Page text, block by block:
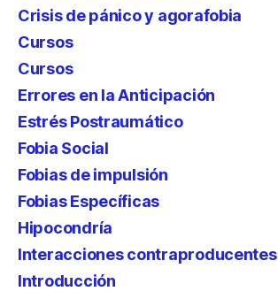
Crisis de pánico y agorafobia
Cursos
Cursos
Errores en la Anticipación
Estrés Postraumático
Fobia Social
Fobias de impulsión
Fobias Específicas
Hipocondría
Interacciones contraproducentes
Introducción